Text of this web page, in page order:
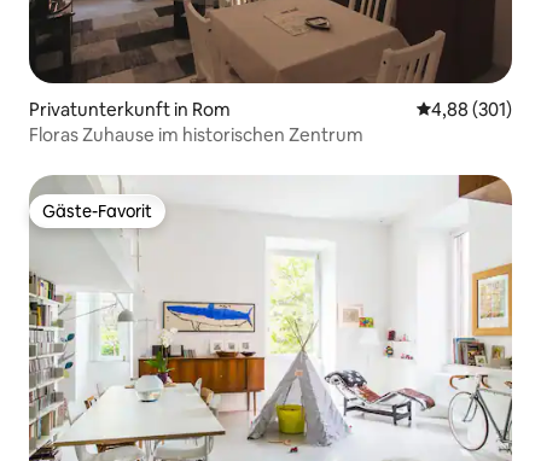
Privatunterkunft in Rom
4,88 (301)
Floras Zuhause im historischen Zentrum
Gäste-Favorit
Gäste-Favorit